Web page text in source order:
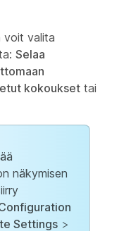
voit valita
Selaa
kokoukset tai
näkymisen
Settings >